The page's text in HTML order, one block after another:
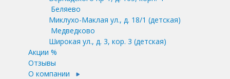
Беляево
Миклухо-Маклая ул., д. 18/1 (детская)
Медведково
Широкая ул., д. 3, кор. 3 (детская)
Акции %
Отзывы
О компании